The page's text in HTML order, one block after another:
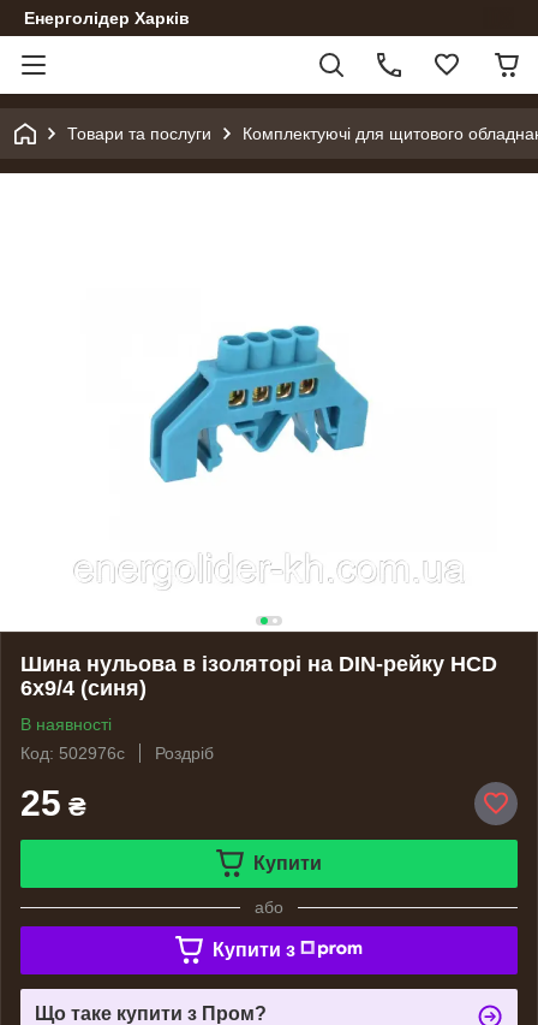
Енерголідер Харків
Товари та послуги Комплектуючі для щитового
Шина нульова в ізоляторі на DIN-рейку HCD
6х9/4 (синя)
В наявності
Код: 502976с
Роздріб
25 ₴
Купити
або
Купити з
Що таке купити з Пром?